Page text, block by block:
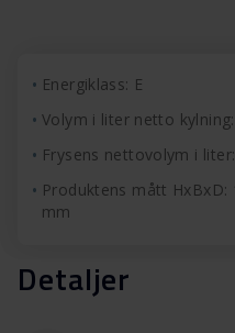
Energiklass: E
Volym i liter netto
Frysens nettovolym i
Produktens mått
mm
Detaljer